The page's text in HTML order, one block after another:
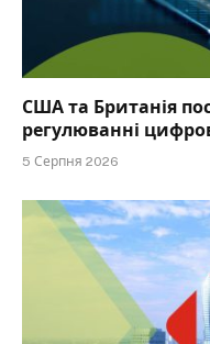
США та Британія
регулюванні
5 Серпня 2026